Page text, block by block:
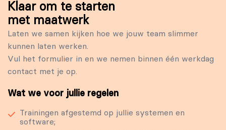
Klaar om te starten
met maatwerk
Laten we samen kijken hoe we jouw team slimmer
kunnen laten werken.
Vul het formulier in en we nemen binnen één werkdag
contact met je op.
Wat we voor jullie regelen
Trainingen afgestemd op jullie systemen en
software;